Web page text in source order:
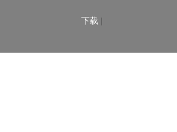
下载